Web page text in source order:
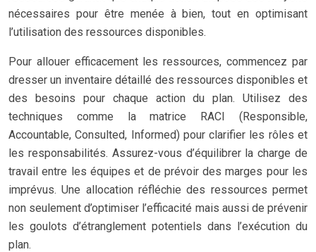
nécessaires pour être menée à bien, tout en optimisant
l’utilisation des ressources disponibles.
Pour allouer efficacement les ressources, commencez par
dresser un inventaire détaillé des ressources disponibles et
des besoins pour chaque action du plan. Utilisez des
techniques comme la matrice RACI (Responsible,
Accountable, Consulted, Informed) pour clarifier les rôles et
les responsabilités. Assurez-vous d’équilibrer la charge de
travail entre les équipes et de prévoir des marges pour les
imprévus. Une allocation réfléchie des ressources permet
non seulement d’optimiser l’efficacité mais aussi de prévenir
les goulots d’étranglement potentiels dans l’exécution du
plan.